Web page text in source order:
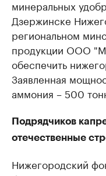
минеральных
Дзержинске
региональном
продукции ООО
обеспечить
Заявленная
аммония – 500
Подрядчиков
отечественные
Нижегородский